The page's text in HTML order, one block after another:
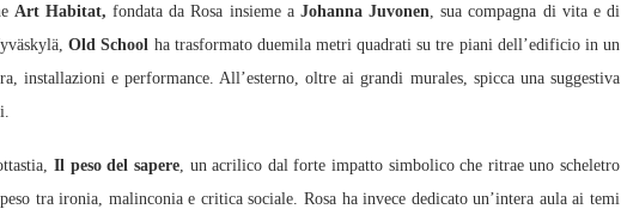
Art Habitat, fondata da Rosa insieme aJohanna Juvonen , sua compagna di vita e di
Old School ha trasformato duemila metri quadrati su tre piani dell’edificio in un
installazioni e performance. All’esterno, oltre ai grandi murales, spicca una suggestiva
Il peso del sapere, un acrilico dal forte impatto simbolico che ritrae uno scheletro
tra ironia, malinconia e critica sociale. Rosa ha invece dedicato un’intera aula ai temi